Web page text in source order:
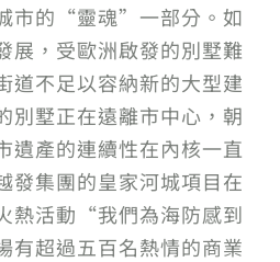
市的“靈魂”一部分。如
展，受歐洲啟發的別墅難
道不足以容納新的大型建
別墅正在遠離市中心，朝
遺產的連續性在內核一直
發集團的皇家河城項目在
熱活動“我們為海防感到
有超過五百名熱情的商業